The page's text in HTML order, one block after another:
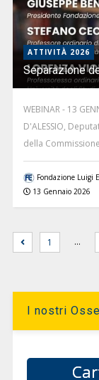
ATTIVITÀ 2026
Separazione
WEBINAR - 13
D'ALESSIO,
della Commissione
Fondazione Luigi
13 Gennaio 2026
1 …
I nostri